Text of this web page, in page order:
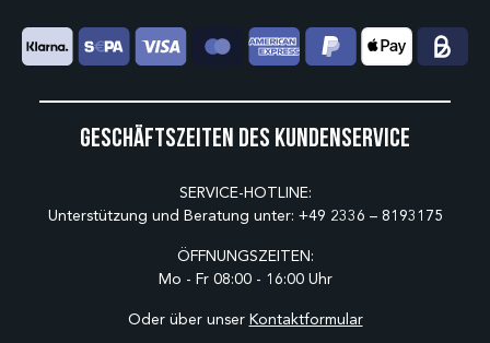
Geschäftszeiten des Kundenservice
SERVICE-HOTLINE:
Unterstützung und Beratung unter: +49 2336 – 8193175
ÖFFNUNGSZEITEN:
Mo - Fr 08:00 - 16:00 Uhr
Oder über unser Kontaktformular